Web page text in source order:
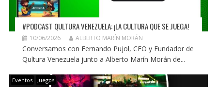
#PODCAST QULTURA VENEZUELA: ¡LA CULTURA QUE SE JUEGA!
10/06/2026 ALBERTO MARÍN MORÁN
Conversamos con Fernando Pujol, CEO y Fundador de
Qultura Venezuela junto a Alberto Marín Morán de...
Eventos Juegos